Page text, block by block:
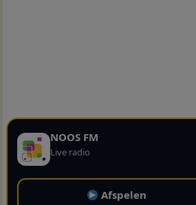
NOOS FM
Live radio
Afspelen